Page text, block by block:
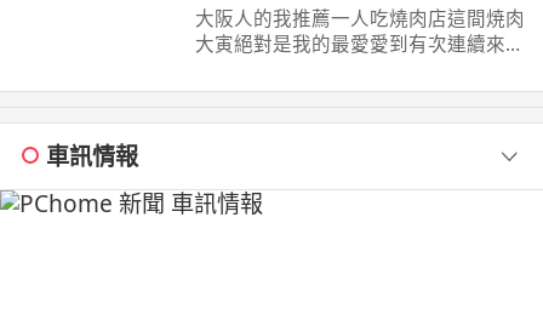
大阪人的我推薦一人吃燒肉店這間焼肉
大寅絕對是我的最愛愛到有次連續來吃
午5 ...
車訊情報